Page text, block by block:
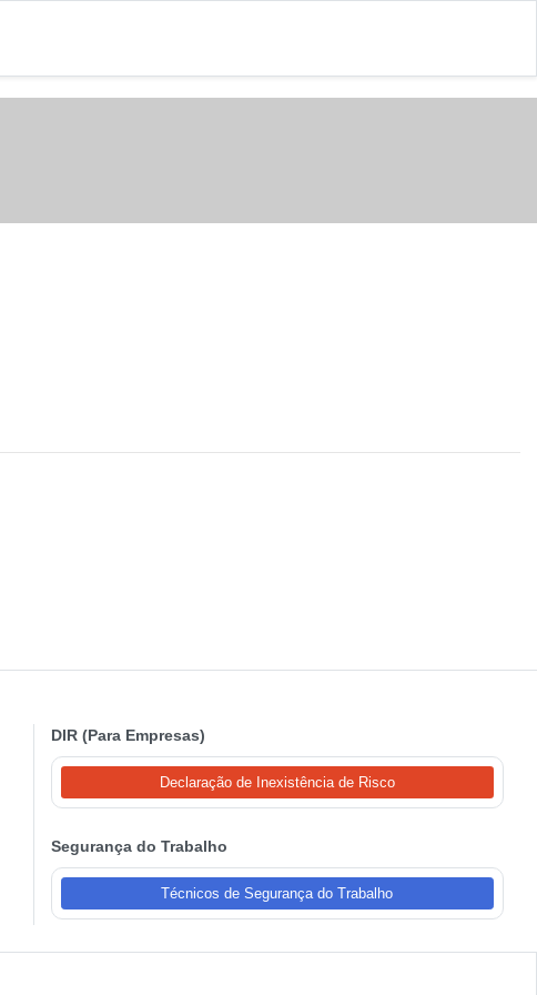
DIR (Para Empresas)
Declaração de Inexistência de Risco
Segurança do Trabalho
Técnicos de Segurança do Trabalho